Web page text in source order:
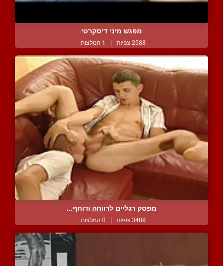
מפגש מיני דיסקרטי
2588 צפיות | 1 המלצות
מפסק רגליים לרווחה ודוחף...
3489 צפיות | 0 המלצות